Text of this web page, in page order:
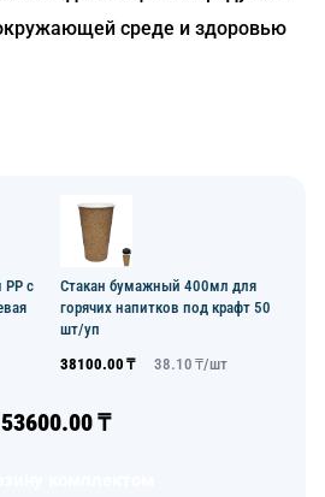
среде и здоровью
с
Стакан бумажный 400мл для
горячих напитков под крафт 50
шт/уп
38100.00 ₸ 38.10 ₸/шт
53600.00₸